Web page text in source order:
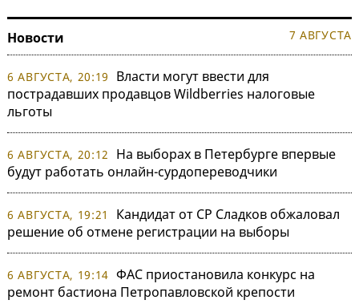
Новости 7 АВГУСТА
6 АВГУСТА, 20:19
Власти могут ввести для
пострадавших продавцов Wildberries налоговые
льготы
6 АВГУСТА, 20:12
На выборах в Петербурге впервые
будут работать онлайн-сурдопереводчики
6 АВГУСТА, 19:21
Кандидат от СР Сладков обжаловал
решение об отмене регистрации на выборы
6 АВГУСТА, 19:14 ФАС приостановила конкурс на
ремонт бастиона Петропавловской крепости